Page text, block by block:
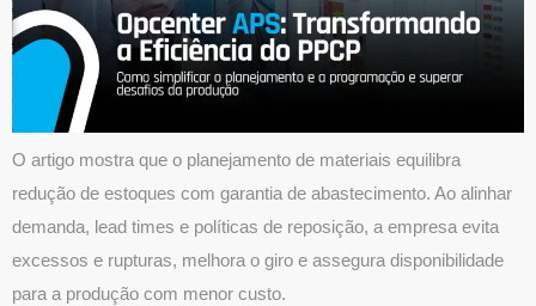
O artigo mostra que o planejamento de materiais equilibra
redução de estoques com garantia de abastecimento. Ao alinhar
demanda, lead times e políticas de reposição, a empresa evita
excessos e rupturas, melhora o giro e assegura disponibilidade
para a produção com menor custo.